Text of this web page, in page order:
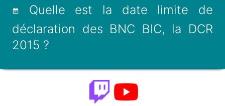
Quelle est la date limite de
déclaration des BNC BIC, la DCR
2015 ?